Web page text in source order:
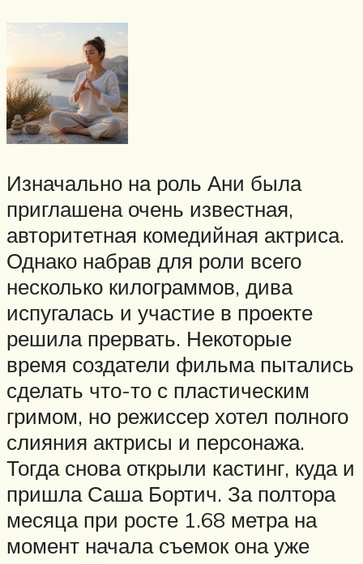
Изначально на роль Ани была
приглашена очень известная,
авторитетная комедийная актриса.
Однако набрав для роли всего
несколько килограммов, дива
испугалась и участие в проекте
решила прервать. Некоторые
время создатели фильма пытались
сделать что-то с пластическим
гримом, но режиссер хотел полного
слияния актрисы и персонажа.
Тогда снова открыли кастинг, куда и
пришла Саша Бортич. За полтора
месяца при росте 1.68 метра на
момент начала съемок она уже